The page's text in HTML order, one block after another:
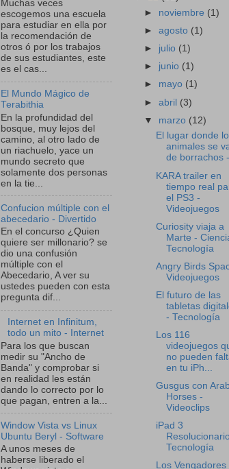
Muchas veces
escogemos una escuela
para estudiar en ella por
la recomendación de
otros ó por los trabajos
de sus estudiantes, este
es el cas...
El Mundo Mágico de
Terabithia
En la profundidad del
bosque, muy lejos del
camino, al otro lado de
un riachuelo, yace un
mundo secreto que
solamente dos personas
en la tie...
Confucion múltiple con el
abecedario - Divertido
En el concurso ¿Quien
quiere ser millonario? se
dio una confusión
múltiple con el
Abecedario, A ver su
ustedes pueden con esta
pregunta dif...
Internet en Infinitum,
todo un mito - Internet
Para los que buscan
medir su "Ancho de
Banda" y comprobar si
en realidad les están
dando lo correcto por lo
que pagan, entren a la...
Window Vista vs Linux
Ubuntu Beryl - Software
A unos meses de
haberse liberado el
► noviembre (1)
►agosto (1)
► julio (1)
► junio (1)
► mayo (1)
►abril (3)
▼ marzo (12)
El lugar donde
animales se
de borrachos
KARA trailer en
tiempo real
el PS3 -
Videojuegos
Curiosity viaja a
Marte -
Tecnología
Angry Birds
Videojuegos
El futuro de las
tabletas
- Tecnología
Los 116
videojuegos
no pueden
en tu iPh...
Gusgus con
Horses -
Videoclips
iPad 3
Tecnología
Los Vengadores